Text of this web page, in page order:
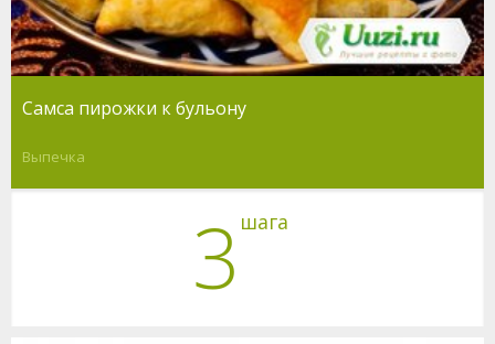
Самса пирожки к бульону
Выпечка
3 шага